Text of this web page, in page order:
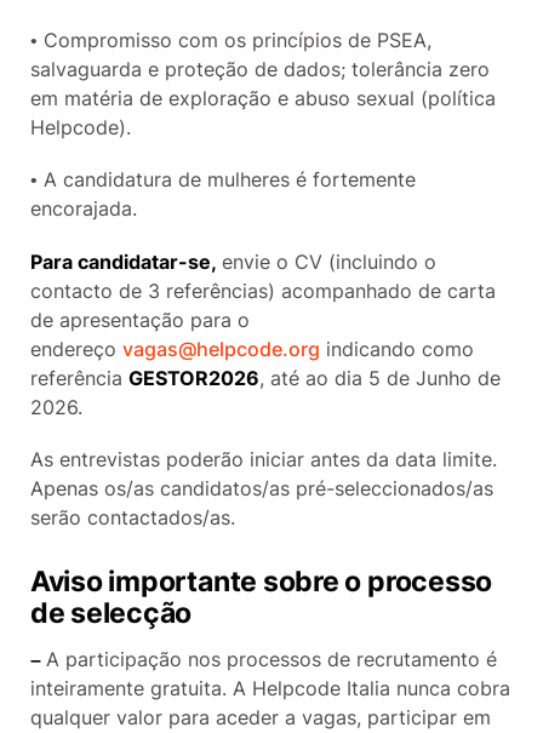
• Compromisso com os princípios de PSEA,
salvaguarda e proteção de dados; tolerância zero
em matéria de exploração e abuso sexual (política
Helpcode).
• A candidatura de mulheres é fortemente
encorajada.
Para candidatar-se, envie o CV (incluindo o
contacto de 3 referências) acompanhado de carta
de apresentação para o
endereço vagas@helpcode.org indicando como
referência GESTOR2026, até ao dia 5 de Junho de
2026.
As entrevistas poderão iniciar antes da data limite.
Apenas os/as candidatos/as pré-seleccionados/as
serão contactados/as.
Aviso importante sobre o processo
de selecção
– A participação nos processos de recrutamento é
inteiramente gratuita. A Helpcode Italia nunca cobra
qualquer valor para aceder a vagas, participar em